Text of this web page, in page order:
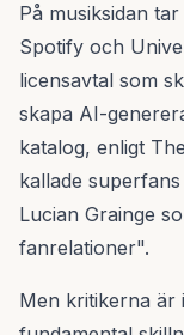
På musiksidan
Spotify och
licensavtal som
skapa AI-
katalog, enligt
kallade
Lucian Grainge
fanrelationer".
Men kritikerna är